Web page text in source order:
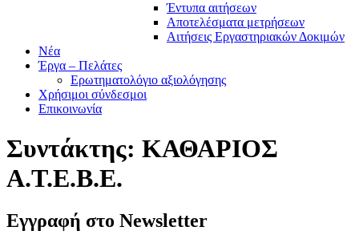
Έντυπα αιτήσεων
Αποτελέσματα μετρήσεων
Αιτήσεις Εργαστηριακών Δοκιμών
Νέα
Έργα – Πελάτες
Ερωτηματολόγιο αξιολόγησης
Χρήσιμοι σύνδεσμοι
Επικοινωνία
Συντάκτης: ΚΑΘΑΡΙΟΣ
Α.Τ.Ε.Β.Ε.
Εγγραφή στο Νewsletter